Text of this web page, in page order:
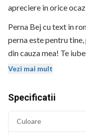
apreciere in orice
Perna Bej cu text in
perna este pentru
din cauza mea! Te
Vezi mai mult
Specificatii
Culoare